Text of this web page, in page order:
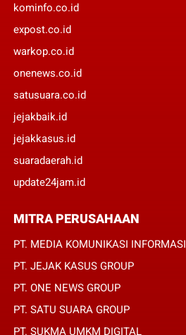
kominfo.co.id
expost.co.id
warkop.co.id
onenews.co.id
satusuara.co.id
jejakbaik.id
jejakkasus.id
suaradaerah.id
update24jam.id
MITRA PERUSAHAAN
PT. MEDIA KOMUNIKASI INFORMASI
PT. JEJAK KASUS GROUP
PT. ONE NEWS GROUP
PT. SATU SUARA GROUP
PT. SUKMA UMKM DIGITAL